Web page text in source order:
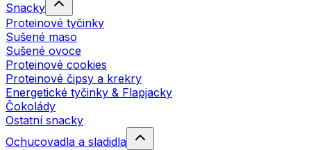
Snacky
Proteinové tyčinky
Sušené maso
Sušené ovoce
Proteinové cookies
Proteinové čipsy a krekry
Energetické tyčinky & Flapjacky
Čokolády
Ostatní snacky
Ochucovadla a sladidla